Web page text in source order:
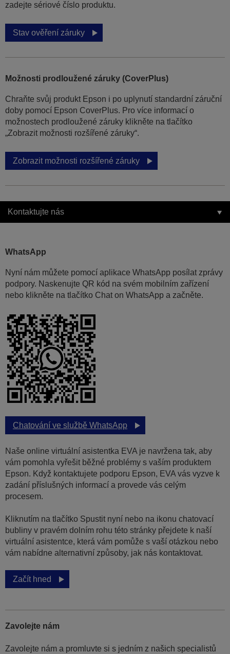
zadejte sériové číslo produktu.
Stav ověření záruky
Možnosti prodloužené záruky (CoverPlus)
Chraňte svůj produkt Epson i po uplynutí standardní záruční
doby pomocí Epson CoverPlus. Pro více informací o
možnostech prodloužené záruky klikněte na tlačítko
„Zobrazit možnosti rozšířené záruky“.
Zobrazit možnosti rozšířené záruky
Kontaktujte nás
WhatsApp
Nyní nám můžete pomocí aplikace WhatsApp posílat zprávy
podpory. Naskenujte QR kód na svém mobilním zařízení
nebo klikněte na tlačítko Chat on WhatsApp a začněte.
Chatování ve službě WhatsApp
Naše online virtuální asistentka EVA je navržena tak, aby
vám pomohla vyřešit běžné problémy s vaším produktem
Epson. Když kontaktujete podporu Epson, EVA vás vyzve k
zadání příslušných informací a provede vás celým
procesem.
Kliknutím na tlačítko Spustit nyní nebo na ikonu chatovací
bubliny v pravém dolním rohu této stránky přejdete k naší
virtuální asistentce, která vám pomůže s vaší otázkou nebo
vám nabídne alternativní způsoby, jak nás kontaktovat.
Začít hned
Zavolejte nám
Zavolejte nám a promluvte si s jedním z našich specialistů